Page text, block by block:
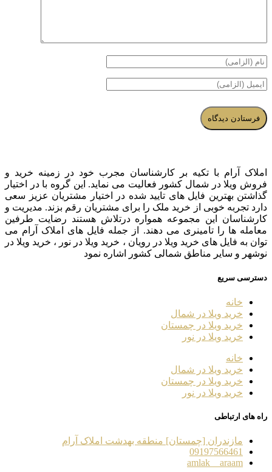
املاک آرام با تکیه بر کارشناسان مجرب خود در زمینه خرید و
فروش ویلا در شمال کشور فعالیت می نماید. این گروه با در اختیار
گذاشتن بهترین فایل های تایید شده در اختیار مشتریان عزیز سعی
دارد تجربه خوبی از خرید ملک را برای مشتریان رقم بزند. مدیریت و
کارشناسان این مجموعه همواره درتلاش هستند رضایت طرفین
معامله ها را تامینری می دهند. از جمله فایل های املاک آرام می
توان به فایل های خرید ویلا در رویان ، خرید ویلا در نور ، خرید ویلا در
نوشهر و سایر مناطق شمالی کشور اشاره نمود
دسترسی سریع
خانه
خرید ویلا در شمال
خرید ویلا در چمستان
خرید ویلا در نور
خانه
خرید ویلا در شمال
خرید ویلا در چمستان
خرید ویلا در نور
راه های ارتباطی
مازندران [چمستان] منطقه بهدشت املاک آرام
09197566461
amlak__araam